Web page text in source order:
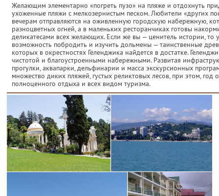
Желающим элементарно «погреть пузо» на пляже и отдохнуть
ухоженные пляжи с мелкозернистым песком. Любители «других
вечерам отправляются на оживленную городскую набережную,
разноцветных огней, а в маленьких ресторанчиках готовы
деликатесами всех желающих. Если же вы — ценитель истории, то
возможность побродить и изучить дольмены — таинственные
которых в окрестностях Геленджика найдется в достатке.
чистотой и благоустроенными набережными. Развитая
прогулки, аквапарки, дельфинарии и масса экскурсионных
множество диких пляжей, густых реликтовых лесов, при этом, год
полноценного отдыха и всех видом туризма.